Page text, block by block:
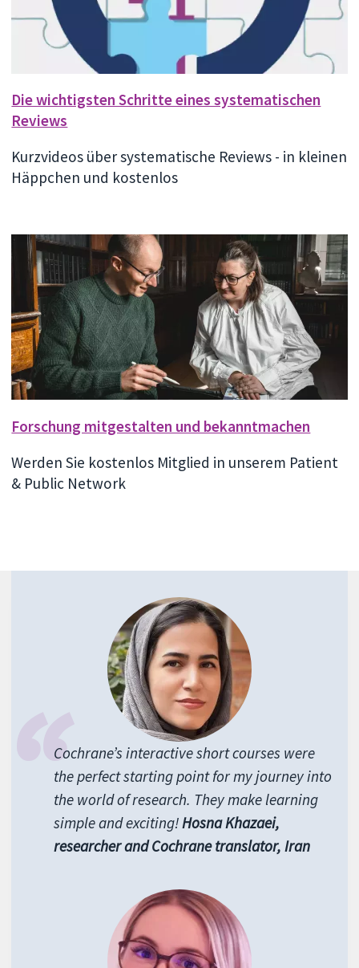
Die wichtigsten Schritte eines systematischen
Reviews
Kurzvideos über systematische Reviews - in kleinen
Häppchen und kostenlos
Forschung mitgestalten und bekanntmachen
Werden Sie kostenlos Mitglied in unserem Patient
& Public Network
Cochrane’s interactive short courses were
the perfect starting point for my journey into
the world of research. They make learning
simple and exciting!Hosna Khazaei,
researcher and Cochrane translator, Iran